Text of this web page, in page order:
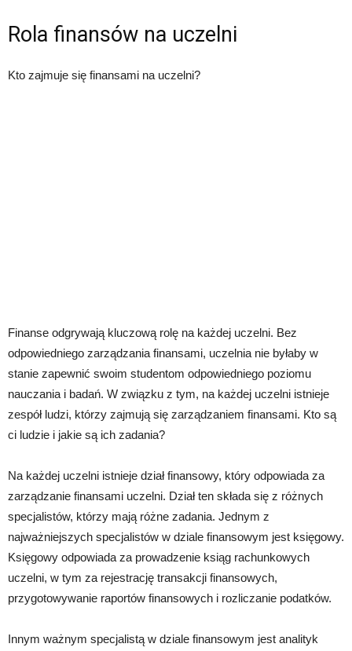
Rola finansów na uczelni
Kto zajmuje się finansami na uczelni?
Finanse odgrywają kluczową rolę na każdej uczelni. Bez
odpowiedniego zarządzania finansami, uczelnia nie byłaby w
stanie zapewnić swoim studentom odpowiedniego poziomu
nauczania i badań. W związku z tym, na każdej uczelni istnieje
zespół ludzi, którzy zajmują się zarządzaniem finansami. Kto są
ci ludzie i jakie są ich zadania?
Na każdej uczelni istnieje dział finansowy, który odpowiada za
zarządzanie finansami uczelni. Dział ten składa się z różnych
specjalistów, którzy mają różne zadania. Jednym z
najważniejszych specjalistów w dziale finansowym jest księgowy.
Księgowy odpowiada za prowadzenie ksiąg rachunkowych
uczelni, w tym za rejestrację transakcji finansowych,
przygotowywanie raportów finansowych i rozliczanie podatków.
Innym ważnym specjalistą w dziale finansowym jest analityk